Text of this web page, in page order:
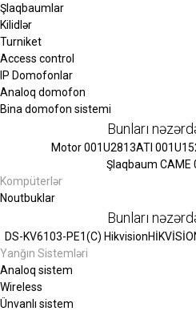
Şlaqbaumlar
Kilidlər
Turniket
Access control
IP Domofonlar
Analoq domofon
Bina domofon sistemi
Bunları
Motor 001U2813ATI
Şlaqbaum CAME
Kompüterlər
Noutbuklar
Bunları
DS-KV6103-PE1(C) Hikvision
Yanğın Sistemləri
Analoq sistem
Wireless
Ünvanlı sistem